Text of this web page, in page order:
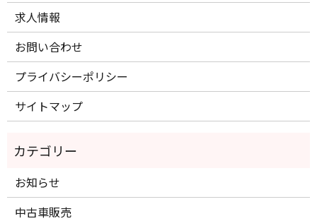
求人情報
お問い合わせ
プライバシーポリシー
サイトマップ
お知らせ
中古車販売